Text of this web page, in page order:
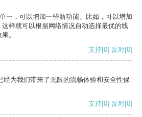
一，可以增加一些新功能。比如，可以增加
样就可以根据网络情况自动选择最优的线
。
支持[0] 反对[0]
经为我们带来了无限的流畅体验和安全性保
支持[0] 反对[0]